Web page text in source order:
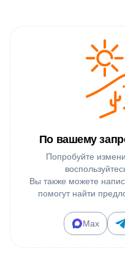
По вашему
Попробуйте
Вы также можете
помогут найти
Max